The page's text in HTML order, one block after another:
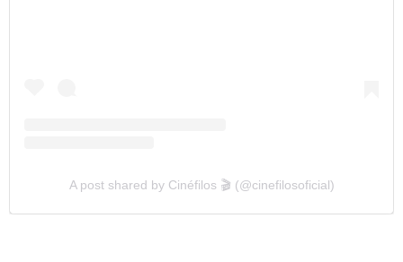
A post shared by Cinéfilos 🎬 (@cinefilosoficial)